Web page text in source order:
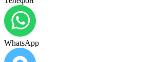
WhatsApp